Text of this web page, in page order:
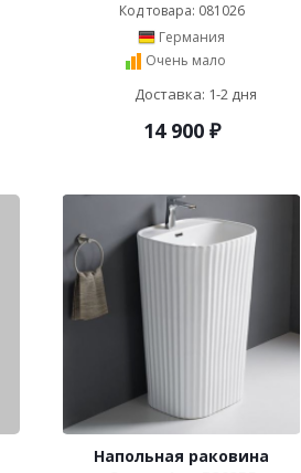
Код товара: 081026
Германия
Очень мало
Доставка: 1-2 дня
14 900₽
Напольная раковина